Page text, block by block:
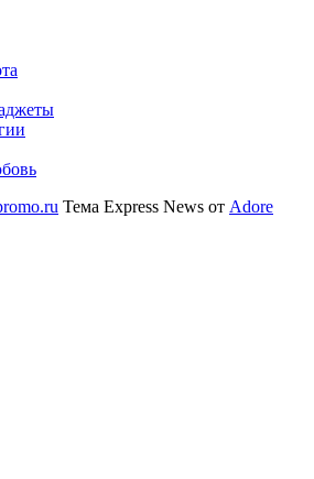
Тема Express News от Adore